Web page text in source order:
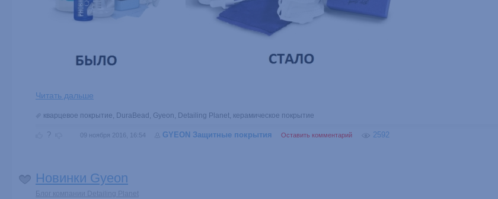
Читать дальше
кварцевое покрытие, DuraBead , Gyeon, Detailing Planet, керамическое покрытие
? 09 ноября 2016, 16:54 GYEON Защитные покрытия Оставить комментарий 2592
Новинки Gyeon
Блог компании Detailing Planet